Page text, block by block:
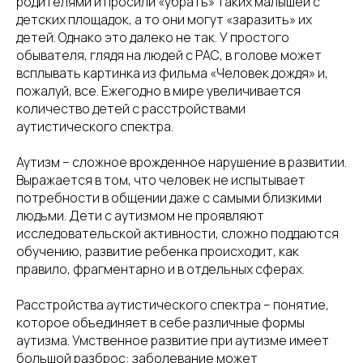
детских площадок, а то они могут «заразить» их
детей. Однако это далеко не так. У простого
обывателя, глядя на людей с РАС, в голове может
всплывать картинка из фильма «Человек дождя» и,
пожалуй, все. Ежегодно в мире увеличивается
количество детей с расстройствами
аутистического спектра.
Аутизм – сложное врожденное нарушение в развитии.
Выражается в том, что человек не испытывает
потребности в общении даже с самыми близкими
людьми. Дети с аутизмом не проявляют
исследовательской активности, сложно поддаются
обучению, развитие ребенка происходит, как
правило, фрагментарно и в отдельных сферах.
Расстройства аутистического спектра – понятие,
которое объединяет в себе различные формы
аутизма. Умственное развитие при аутизме имеет
большой разброс: заболевание может